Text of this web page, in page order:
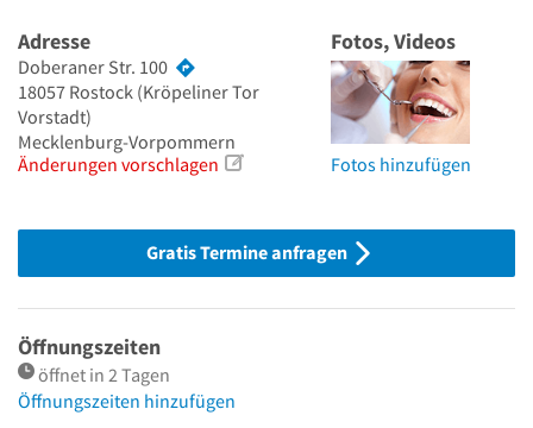
Adresse
Doberaner Str. 100
18057 Rostock (Kröpeliner Tor
Vorstadt)
Mecklenburg-Vorpommern
Änderungen vorschlagen
Fotos, Videos
Fotos hinzufügen
Gratis Termine anfragen
Öffnungszeiten
öffnet in 2 Tagen
Öffnungszeiten hinzufügen